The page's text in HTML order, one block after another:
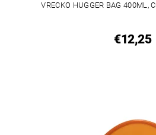
VRECKO HUGGER BAG 400ML,
€12,25